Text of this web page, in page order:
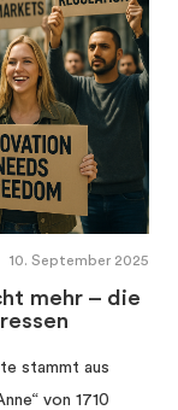
10. September 2025
mehr – die
stammt aus
von 1710